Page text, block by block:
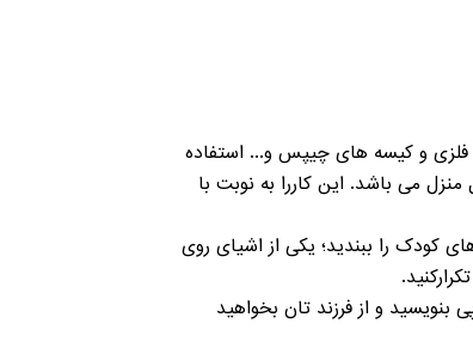
فلزی و کیسه های چیپس و... استفاده
می باشد. این کاررا به نوبت با
کودک را ببندید؛ یکی از اشیای روی
بنویسید و از فرزند تان بخواهید